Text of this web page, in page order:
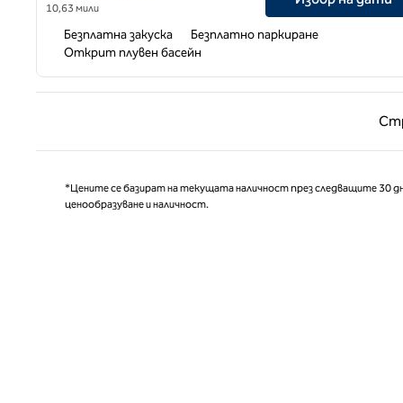
10,63 мили
Безплатна закуска
Безплатно паркиране
Открит плувен басейн
*Цените се базират на текущата наличност през следващите 30
ценообразуване и наличност.